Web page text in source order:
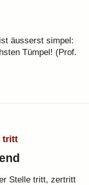
äusserst simpel:
Tümpel! (Prof.
tritt
Stelle tritt, zertritt